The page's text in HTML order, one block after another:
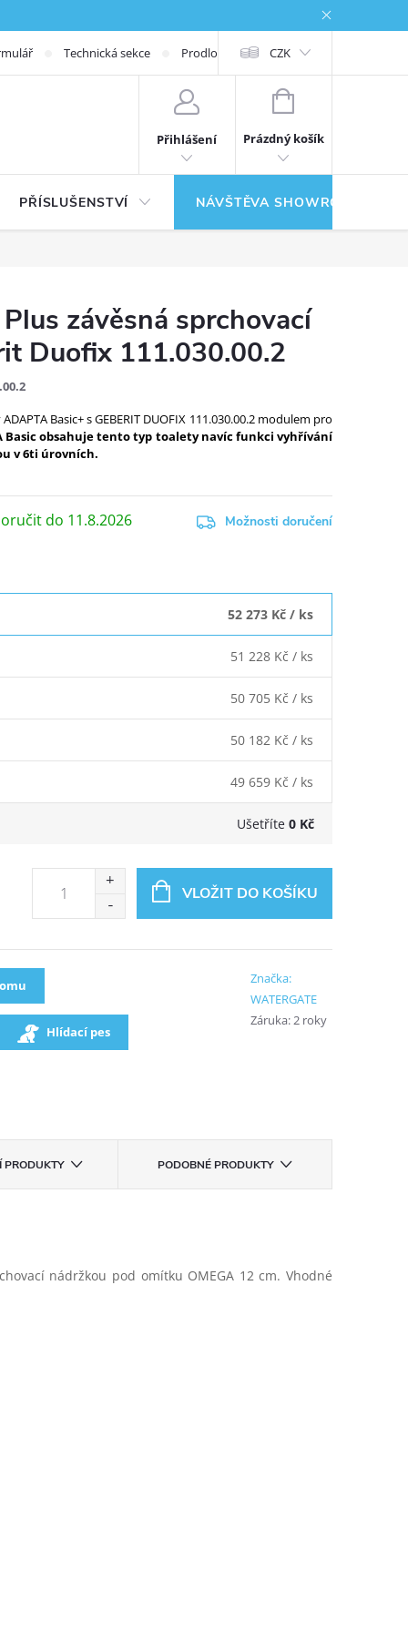
Technická sekce Prodloužená záruka
CZK
Přihlášení
NÁKUPNÍ KOŠÍK
Prázdný košík
PŘÍSLUŠENSTVÍ NÁVŠTĚVA SHOWROOMU
závěsná sprchovací
Duofix 111.030.00.2
Basic+s GEBERIT DUOFIX 111.030.00.2 modulem pro
Basic obsahuje tento typ toalety navíc funkci vyhřívání
v 6ti úrovních.
11.8.2026 Možnosti doručení
52 273 Kč / ks
51 228 Kč / ks
50 705 Kč / ks
50 182 Kč / ks
49 659 Kč / ks
Ušetříte 0 Kč
VLOŽIT DO KOŠÍKU
Hlídací pes
Značka:
WATERGATE
Záruka:2 roky
PRODUKTY PODOBNÉ PRODUKTY
nádržkou pod omítku OMEGA 12 cm. Vhodné